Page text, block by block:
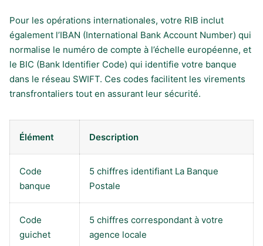
Pour les opérations internationales, votre RIB inclut
également l’IBAN (International Bank Account Number) qui
normalise le numéro de compte à l’échelle européenne, et
le BIC (Bank Identifier Code) qui identifie votre banque
dans le réseau SWIFT. Ces codes facilitent les virements
transfrontaliers tout en assurant leur sécurité.
Élément Description
Code
banque
5 chiffres identifiant La Banque
Postale
Code
guichet
5 chiffres correspondant à votre
agence locale